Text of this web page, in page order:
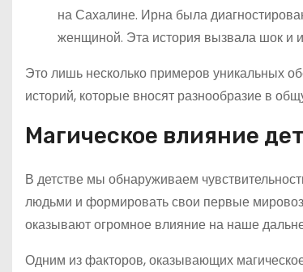
на Сахалине. Ирна была
женщиной. Эта история вызвала шок и
Это лишь несколько примеров уникальных
историй, которые вносят разнообразие в
Магическое влияние
В детстве мы обнаруживаем
людьми и формировать свои первые
оказывают огромное влияние на наше
Одним из факторов, оказывающих